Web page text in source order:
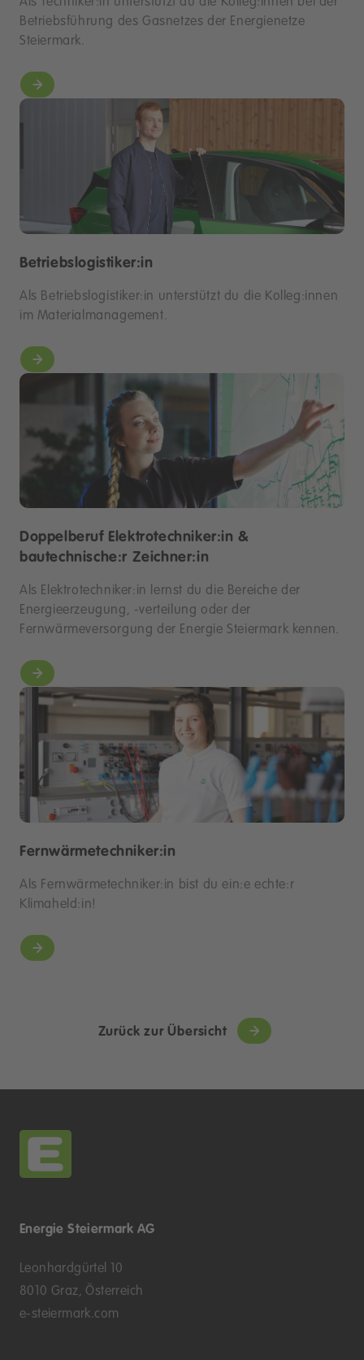
Betriebsführung des Gasnetzes der Energienetze
Steiermark.
Betriebslogistiker:in
Als Betriebslogistiker:in unterstützt du die Kolleg:innen
im Materialmanagement.
Doppelberuf Elektrotechniker:in &
bautechnische:r Zeichner:in
Als Elektrotechniker:in lernst du die Bereiche der
Energieerzeugung, -verteilung oder der
Fernwärmeversorgung der Energie Steiermark kennen.
Fernwärmetechniker:in
Als Fernwärmetechniker:in bist du ein:e echte:r
Klimaheld:in!
Zurück zur Übersicht
Energie Steiermark AG
Leonhardgürtel 10
8010 Graz, Österreich
e-steiermark.com